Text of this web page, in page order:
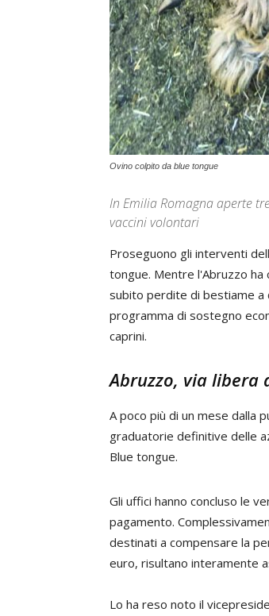
Ovino colpito da blue tongue
In Emilia Romagna aperte
vaccini volontari
Proseguono gli interventi
tongue. Mentre l'Abruzzo
subito perdite di bestiame a
programma di sostegno
caprini.
Abruzzo, via libera
A poco più di un mese dalla
graduatorie definitive delle
Blue tongue.
Gli uffici hanno concluso le
pagamento.
destinati a compensare la
euro, risultano interamente
Lo ha reso noto il